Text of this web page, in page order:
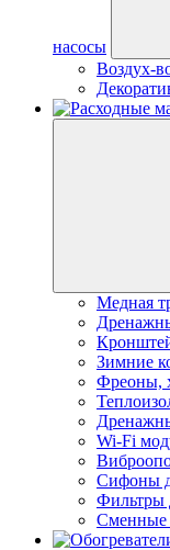
насосы
Воздух-
Медная
Зимние
Фреоны,
Wi-Fi
Сифоны
Фильтры
Сменные